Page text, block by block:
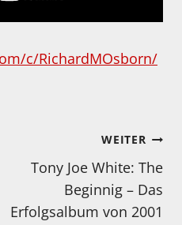
c/RichardMOsborn/
WEITER
Tony Joe White: The
Beginnig – Das
Erfolgsalbum von 2001